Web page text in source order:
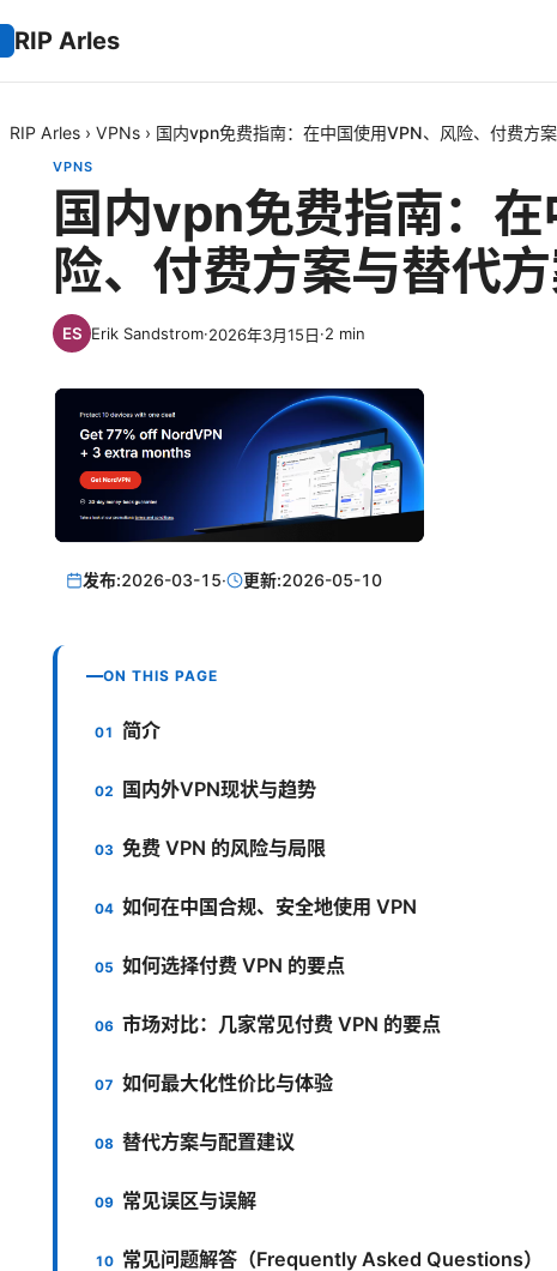
RIP Arles
RIP Arles › VPNs › 国内vpn免费指南：在中国使用VPN、风险、付费方
VPNS
国内vpn免费指南：
险、付费方案与替代
Erik Sandstrom·2026年3月15日·2 min
发布:2026-03-15· 更新:2026-05-10
ON THIS PAGE
简介
国内外VPN现状与趋势
免费 VPN 的风险与局限
如何在中国合规、安全地使用 VPN
如何选择付费 VPN 的要点
市场对比：几家常见付费 VPN 的要点
如何最大化性价比与体验
替代方案与配置建议
常见误区与误解
常见问题解答（Frequently Asked Questions）